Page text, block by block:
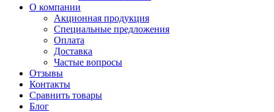
О компании
Акционная продукция
Специальные предложения
Оплата
Доставка
Частые вопросы
Отзывы
Контакты
Сравнить товары
Блог